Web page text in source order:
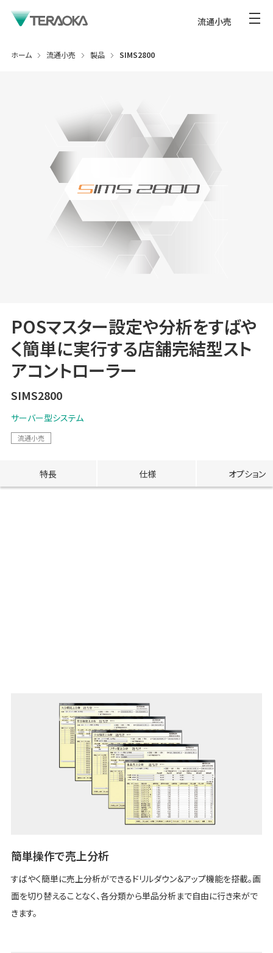
流通小売
ホーム 流通小売 製品 SIMS2800
POSマスター設定や分析をすばや
く簡単に実行する店舗完結型スト
アコントローラー
SIMS2800
サーバー型システム
流通小売
特長 仕様 オプション
簡単操作で売上分析
すばやく簡単に売上分析ができるドリルダウン＆アップ機能を搭載。画
面を切り替えることなく、各分類から単品分析まで自由に行き来がで
きます。